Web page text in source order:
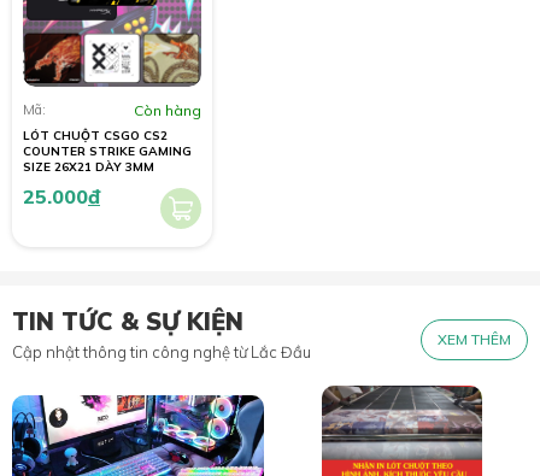
Mã: Còn hàng
LÓT CHUỘT CSGO CS2
COUNTER STRIKE GAMING
SIZE 26X21 DÀY 3MM
25.000đ
TIN TỨC & SỰ KIỆN
Cập nhật thông tin công nghệ từ Lắc Đầu
XEM THÊM